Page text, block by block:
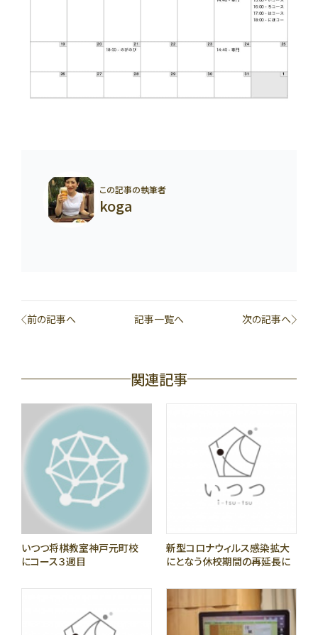
この記事の執筆者
koga
前の記事へ 記事一覧へ 次の記事へ
関連記事
いつつ将棋教室神戸元町校
にコース３週目
新型コロナウィルス感染拡大
にとなう休校期間の再延長に